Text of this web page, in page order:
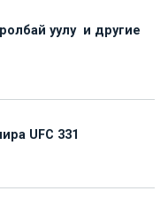
уулу и другие
UFC 331